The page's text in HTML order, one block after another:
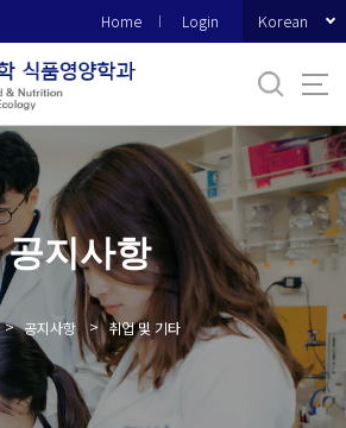
Home Login Korean
공지사항
> 공지사항 > 취업 및 기타